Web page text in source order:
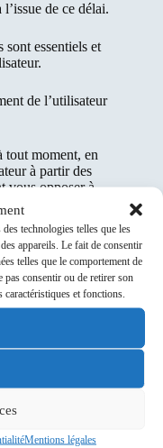
technologies telles que les
appareils. Le fait de consentir
telles que le comportement de
consentir ou de retirer son
et fonctions.
Mentions légales
de ce délai.
essentiels et
de l’utilisateur
tout moment, en
à partir des
vous opposer à
vos
recueil de
sont destinés
en
à la